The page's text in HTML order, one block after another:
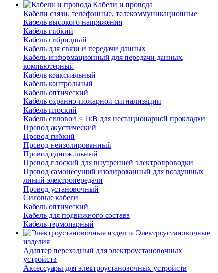
Кабели и провода
Кабели связи, телефонные, телекоммуникационные
Кабель высокого напряжения
Кабель гибкий
Кабель гибридный
Кабель для связи и передачи данных
Кабель информационный для передачи данных,
компьютерный
Кабель коаксиальный
Кабель контрольный
Кабель оптический
Кабель охранно-пожарной сигнализации
Кабель плоский
Кабель силовой < 1кВ для нестационарной прокладки
Провод акустический
Провод гибкий
Провод неизолированный
Провод одножильный
Провод плоский для внутренней электропроводки
Провод самонесущий изолированный для воздушных
линий электропередачи
Провод установочный
Силовые кабели
Кабель оптический
Кабель для подвижного состава
Кабель термопарный
Электроустановочные
изделия
Адаптер переходный для электроустановочных
устройств
Аксессуары для электроустановочных устройств